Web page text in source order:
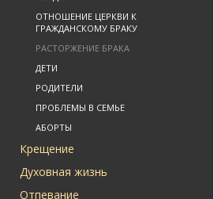
ОТНОШЕНИЕ ЦЕРКВИ К
ГРАЖДАНСКОМУ БРАКУ
РАСТОРЖЕНИЕ БРАКА
ДЕТИ
РОДИТЕЛИ
ПРОБЛЕМЫ В СЕМЬЕ
АБОРТЫ
Крещение
Духовная жизнь
Отпевание